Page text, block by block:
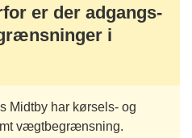
er der adgangs-
i
Midtby har kørsels- og
vægtbegrænsning.